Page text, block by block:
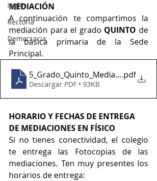
Inglés
Rectoría
Democracia
MEDIACIÓN
A continuación te compartimos la
mediación para el grado QUINTO de
la básica primaria de la Sede
Principal.
5_Grado_Quinto_MediaciÃ³n_Uno
.pdf
Descargar PDF • 93KB
HORARIO Y FECHAS DE ENTREGA
DE MEDIACIONES EN FÍSICO
Si no tienes conectividad, el colegio
te entrega las Fotocopias de las
mediaciones. Ten muy presentes los
horarios de entrega: